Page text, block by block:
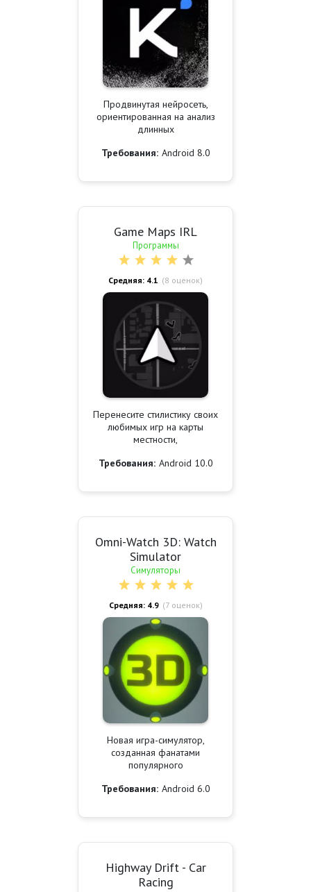
Продвинутая нейросеть,
ориентированная на анализ
длинных
Требования: Android 8.0
Game Maps IRL
Программы
Средняя: 4.1 (8 оценок)
Перенесите стилистику своих
любимых игр на карты
местности,
Требования: Android 10.0
Omni-Watch 3D: Watch
Simulator
Симуляторы
Средняя: 4.9 (7оценок)
Новая игра-симулятор,
созданная фанатами
популярного
Требования: Android 6.0
Highway Drift - Car
Racing